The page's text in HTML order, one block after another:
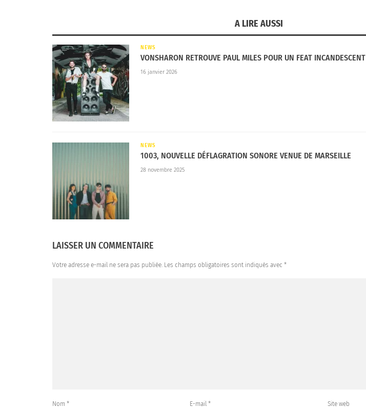
A LIRE AUSSI
NEWS
VONSHARON RETROUVE PAUL MILES POUR UN FEAT INCANDESCENT
16 janvier 2026
NEWS
1003, NOUVELLE DÉFLAGRATION SONORE VENUE DE MARSEILLE
28 novembre 2025
LAISSER UN COMMENTAIRE
Votre adresse e-mail ne sera pas publiée. Les champs obligatoires sont indiqués avec *
Nom * E-mail* Site web